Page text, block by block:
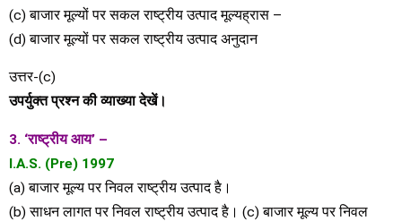
(c) बाजार मूल्यों पर सकल राष्ट्रीय उत्पाद मूल्यह्रास –
(d) बाजार मूल्यों पर सकल राष्ट्रीय उत्पाद अनुदान
उत्तर-(c)
उपर्युक्त प्रश्न की व्याख्या देखें।
3. ‘राष्ट्रीय आय’ –
I.A.S. (Pre) 1997
(a) बाजार मूल्य पर निवल राष्ट्रीय उत्पाद है।
(b) साधन लागत पर निवल राष्ट्रीय उत्पाद है। (c) बाजार मूल्य पर निवल